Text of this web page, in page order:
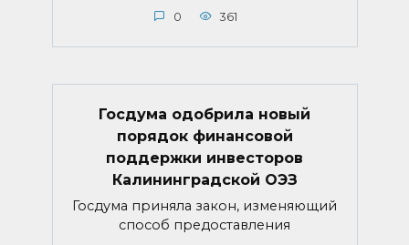
0 361
Госдума одобрила новый
порядок финансовой
поддержки инвесторов
Калининградской ОЭЗ
Госдума приняла закон, изменяющий
способ предоставления